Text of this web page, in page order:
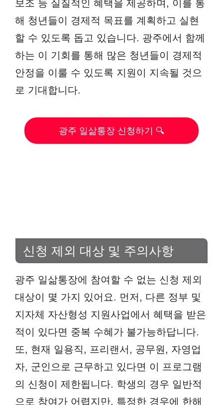
보조 등 실질적인 혜택을 제공하며, 이를 통
해 청년들이 경제적 목표를 계획하고 실현
할 수 있도록 돕고 있습니다. 광주에서 함께
하는 이 기회를 통해 많은 청년들이 경제적
안정을 이룰 수 있도록 지원이 지속될 것으
로 기대합니다.
광주 일삶통장 신청하기 🔍
신청 제외 대상 및 주의사항
광주 일삶통장에 참여할 수 없는 신청 제외
대상이 몇 가지 있어요. 먼저, 다른 정부 및
지자체 자산형성 지원사업에서 혜택을 받은
적이 있다면 중복 수혜가 불가능하답니다.
또, 현재 일용직, 프리랜서, 공무원, 자영업
자, 군인으로 근무하고 있다면 이 프로그램
의 신청이 제한됩니다. 학생의 경우 일반적
으로 참여가 어렵지만, 특정한 경우에 한해